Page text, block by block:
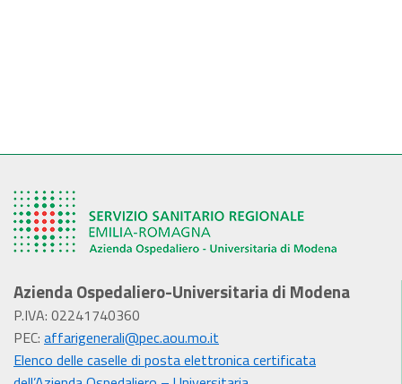
Azienda Ospedaliero-Universitaria di Modena
P.IVA: 02241740360
PEC: affarigenerali@pec.aou.mo.it
Elenco delle caselle di posta elettronica certificata